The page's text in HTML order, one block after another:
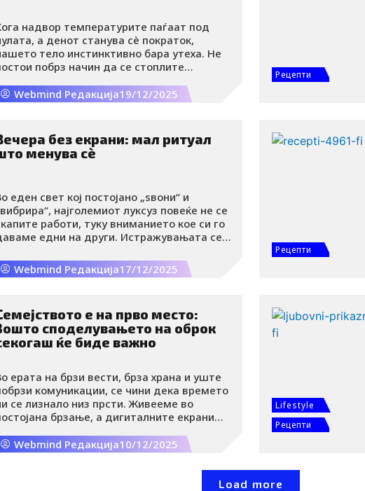
надвор температурите паѓаат под
а денот станува сè пократок,
тело инстинктивно бара утеха. Не
побрз начин да се стоплите
отколку со чинија топла, домашна супа. Тоа
повеќе од храна тоа е „течна прегратка“.
Webmind Редакција19/12/2025
Рецепти
без екрани: мал ритуал
менува сè
еден свет кој постојано „ѕвони“ и
најголемиот луксуз повеќе не се
работи, туку вниманието кое си го
едни на други. Истражувањата се
четири часа дневно пред екранот, а
за жал, често се случува дури и кога
Webmind Редакција17/12/2025
Рецепти
е на прво место:
споделувањето на оброк
ќе биде важно
ерата на брзи вести, брза храна и уште
комуникации, се чини дека времето
се лизнало низ прсти. Живееме во
брзање, а дигиталните екрани
животи.
Webmind Редакција10/12/2025
Lifestyle
Рецепти
Load more